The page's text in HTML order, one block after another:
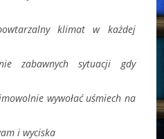
klimat w każdej
zabawnych sytuacji gdy
wywołać uśmiech na
i wyciska